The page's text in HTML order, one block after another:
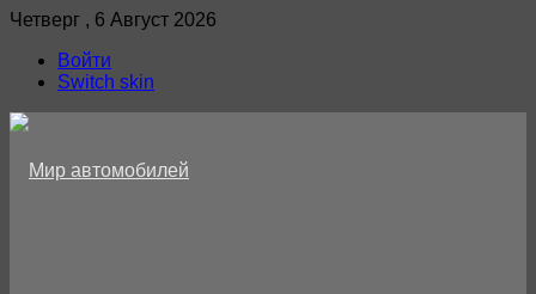
Четверг , 6 Август 2026
Войти
Switch skin